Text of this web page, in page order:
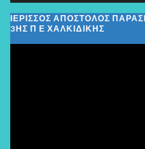
ΙΕΡΙΣΣΟΣ ΑΠΟΣΤΟΛΟΣ
3ΗΣ Π Ε ΧΑΛΚΙΔΙΚΉΣ